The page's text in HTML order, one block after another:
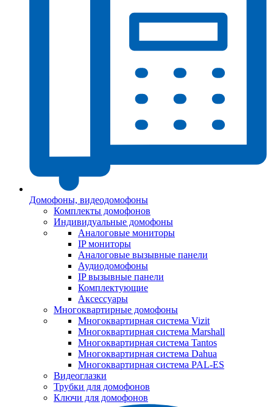
Домофоны, видеодомофоны
Комплекты домофонов
Индивидуальные домофоны
Аналоговые мониторы
IP мониторы
Аналоговые вызывные панели
Аудиодомофоны
IP вызывные панели
Комплектующие
Аксессуары
Многоквартирные домофоны
Многоквартирная система Vizit
Многоквартирная система Marshall
Многоквартирная система Tantos
Многоквартирная система Dahua
Многоквартирная система PAL-ES
Видеоглазки
Трубки для домофонов
Ключи для домофонов